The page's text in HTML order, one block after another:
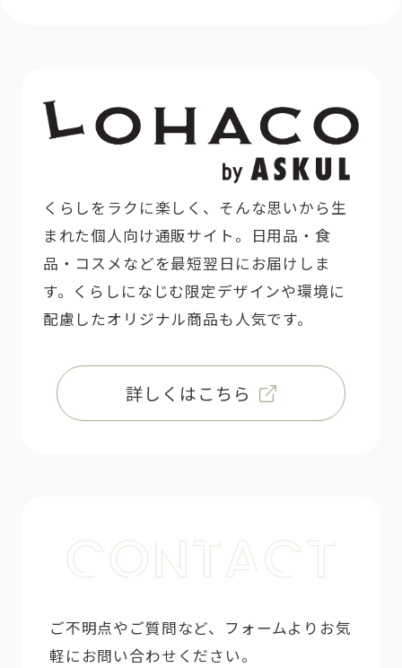
くらしをラクに楽しく、そんな思いから生
まれた個人向け通販サイト。日用品・食
品・コスメなどを最短翌日にお届けしま
す。くらしになじむ限定デザインや環境に
配慮したオリジナル商品も人気です。
詳しくはこちら
ご不明点やご質問など、フォームよりお気
軽にお問い合わせください。